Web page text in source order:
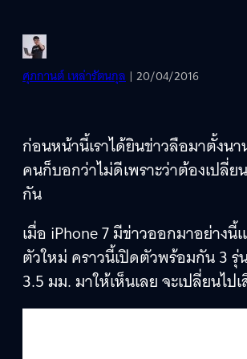
ศุภกานต์ เหล่ารัตนกุล | 20/04/2016
ก่อนหน้านี้เราได้ยินข่าวลือมาตั้งน
คนก็บอกว่าไม่ดีเพราะว่าต้องเปลี่
กัน
เมื่อ iPhone 7 มีข่าวออกมาอย่าง
ตัวใหม่ คราวนี้เปิดตัวพร้อมกัน 3 รุ่
3.5 มม. มาให้เห็นเลย จะเปลี่ยนไ